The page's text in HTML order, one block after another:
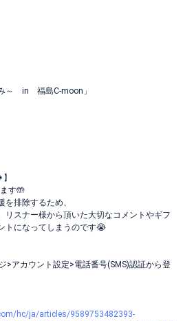
み～ in 福島C-moon」
す🤲
排除するため、
リスナー様から頂いた大切なコメントやギフ
トになってしまうのです😭
>アカウント設定>電話番号(SMS)認証から登
hc/ja/articles/9589753482393-